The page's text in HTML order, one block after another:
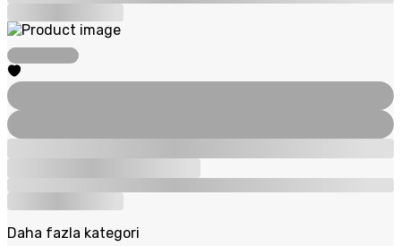
Daha fazla kategori